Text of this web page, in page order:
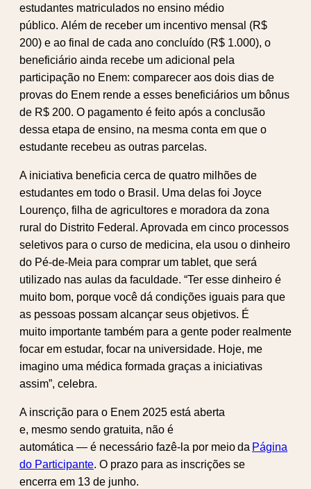
estudantes matriculados no ensino médio
público. Além de receber um incentivo mensal (R$
200) e ao final de cada ano concluído (R$ 1.000), o
beneficiário ainda recebe um adicional pela
participação no Enem: comparecer aos dois dias de
provas do Enem rende a esses beneficiários um bônus
de R$ 200. O pagamento é feito após a conclusão
dessa etapa de ensino, na mesma conta em que o
estudante recebeu as outras parcelas.
A iniciativa beneficia cerca de quatro milhões de
estudantes em todo o Brasil. Uma delas foi Joyce
Lourenço, filha de agricultores e moradora da zona
rural do Distrito Federal. Aprovada em cinco processos
seletivos para o curso de medicina, ela usou o dinheiro
do Pé-de-Meia para comprar um tablet, que será
utilizado nas aulas da faculdade. “Ter esse dinheiro é
muito bom, porque você dá condições iguais para que
as pessoas possam alcançar seus objetivos. É
muito importante também para a gente poder realmente
focar em estudar, focar na universidade. Hoje, me
imagino uma médica formada graças a iniciativas
assim”, celebra.
A inscrição para o Enem 2025 está aberta
e, mesmo sendo gratuita, não é
automática — é necessário fazê-la por meio da Página
do Participante. O prazo para as inscrições se
encerra em 13 de junho.